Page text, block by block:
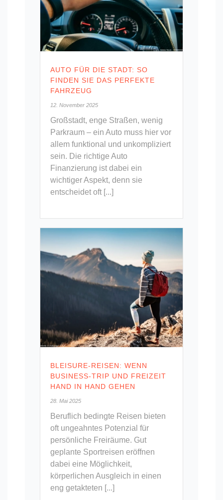
AUTO FÜR DIE STADT: SO
FINDEN SIE DAS PERFEKTE
FAHRZEUG
12. November 2025
Großstadt, enge Straßen, wenig
Parkraum – ein Auto muss hier vor
allem funktional und unkompliziert
sein. Die richtige Auto
Finanzierung ist dabei ein
wichtiger Aspekt, denn sie
entscheidet oft [...]
BLEISURE-REISEN: WENN
BUSINESS-TRIP UND FREIZEIT
HAND IN HAND GEHEN
28. Mai 2025
Beruflich bedingte Reisen bieten
oft ungeahntes Potenzial für
persönliche Freiräume. Gut
geplante Sportreisen eröffnen
dabei eine Möglichkeit,
körperlichen Ausgleich in einen
eng getakteten [...]